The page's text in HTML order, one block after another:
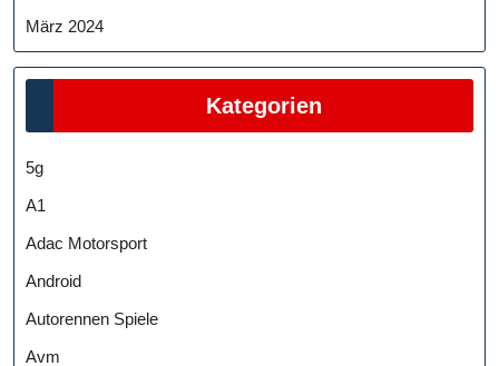
März 2024
Kategorien
5g
A1
Adac Motorsport
Android
Autorennen Spiele
Avm